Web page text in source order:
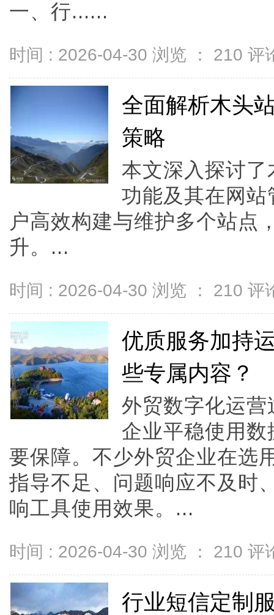
一、行......
时间 : 2026-04-30 浏览 ： 210 评
全面解析木头
策略
本文深入探讨
功能及其在网
户高效构建与维护多个站点
升。...
时间 : 2026-04-30 浏览 ： 210 评
优质服务加持
些专属内容？
外贸数字化运
企业平稳使用
要保障。不少外贸企业在选
指导不足、问题响应不及时
响工具使用效果。...
时间 : 2026-04-30 浏览 ： 210 评
行业短信定制